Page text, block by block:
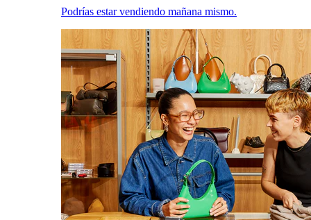
Podrías estar vendiendo mañana mismo.